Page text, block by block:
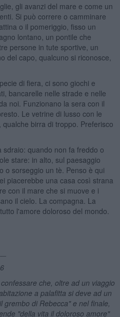
gli avanzi del mare e come un
Si può correre o camminare
o il pomeriggio, fisso un
lontano, un pontile che
persone in tute sportive, un
del capo, qualcuno si riconosce,
di fiera, ci sono giochi e
bancarelle nelle strade e nelle
noi. Funzionano la sera con il
Le vetrine di lusso con le
birra di troppo. Preferisco
quando non fa freddo o
stare: in alto, sul paesaggio
o sorseggio un tè. Penso è qui
piacerebbe una casa così strana
con il mare che si muove e i
il cielo. La compagna. La
l'amore doloroso del mondo.
che, oltre ad un viaggio
a palafitta si deve ad un
di Rebecca" e nel finale,
"della vita il doloroso amore"